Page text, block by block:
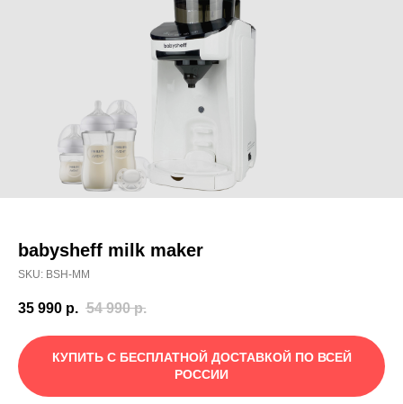
babysheff milk maker
SKU: BSH-MM
35 990 р. 54 990 р.
КУПИТЬ С БЕСПЛАТНОЙ ДОСТАВКОЙ ПО ВСЕЙ
РОССИИ